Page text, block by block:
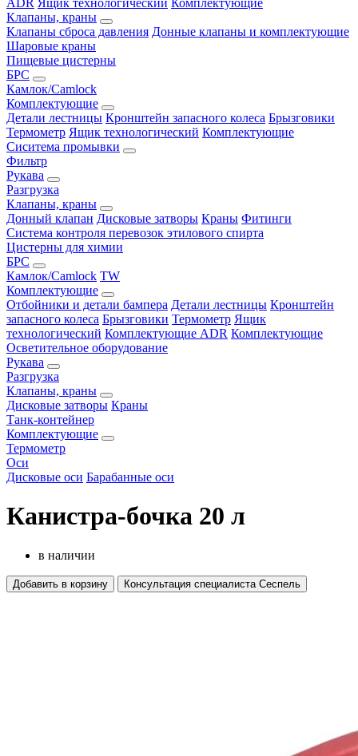
ADR Ящик технологический Комплектующие
Клапаны, краны
Клапаны сброса давления Донные клапаны и комплектующие
Шаровые краны
Пищевые цистерны
БРС
Камлок/Camlock
Комплектующие
Детали лестницы Кронштейн запасного колеса Брызговики
Термометр Ящик технологический Комплектующие
Сиситема промывки
Фильтр
Рукава
Разгрузка
Клапаны, краны
Донный клапан Дисковые затворы Краны Фитинги
Система контроля перевозок этилового спирта
Цистерны для химии
БРС
Камлок/Camlock TW
Комплектующие
Отбойники и детали бампера Детали лестницы Кронштейн
запасного колеса Брызговики Термометр Ящик
технологический Комплектующие ADR Комплектующие
Осветительное оборудование
Рукава
Разгрузка
Клапаны, краны
Дисковые затворы Краны
Танк-контейнер
Комплектующие
Термометр
Оси
Дисковые оси Барабанные оси
Канистра-бочка 20 л
в наличии
Добавить в корзину Консультация специалиста Сеспель